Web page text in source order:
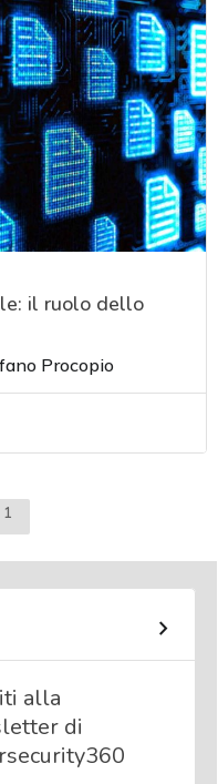
il ruolo dello
Procopio
1
alla
di